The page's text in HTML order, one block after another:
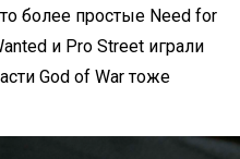
более простые Need for
и Pro Street играли
God of War тоже